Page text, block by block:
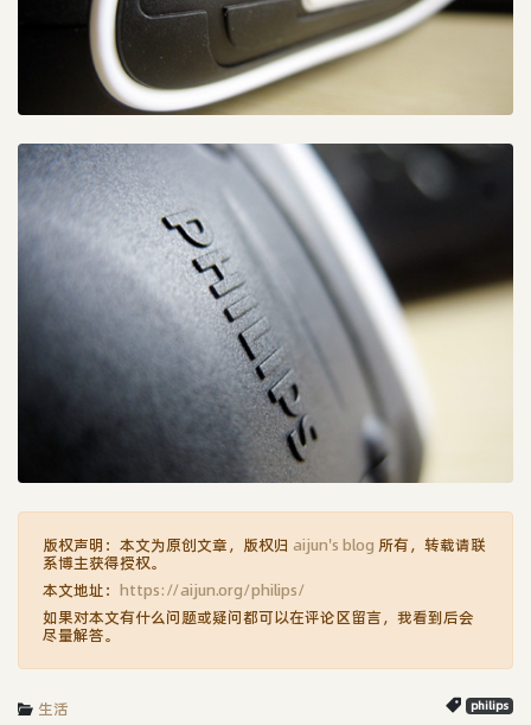
版权声明：本文为原创文章，版权归 aijun's blog 所有，转载请联
系博主获得授权。
本文地址： https://aijun.org/philips/
如果对本文有什么问题或疑问都可以在评论区留言，我看到后会
尽量解答。
生活 philips